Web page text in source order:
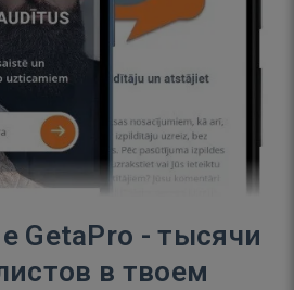
GetaPro - тысячи
в твоем